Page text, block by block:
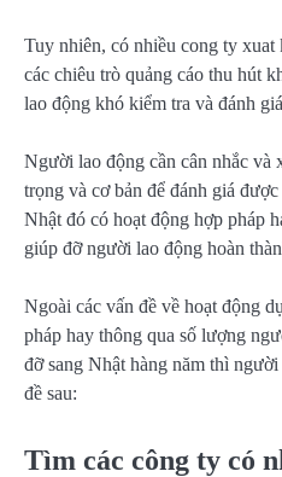
Tuy nhiên, có nhiều cong ty xuat
các chiêu trò quảng cáo thu hút
lao động khó kiểm tra và đánh
Người lao động cần cân nhắc và
trọng và cơ bản để đánh giá
Nhật đó có hoạt động hợp pháp
giúp đỡ người lao động hoàn
Ngoài các vấn đề về hoạt động
pháp hay thông qua số lượng
đỡ sang Nhật hàng năm thì
đề sau:
Tìm các công ty có